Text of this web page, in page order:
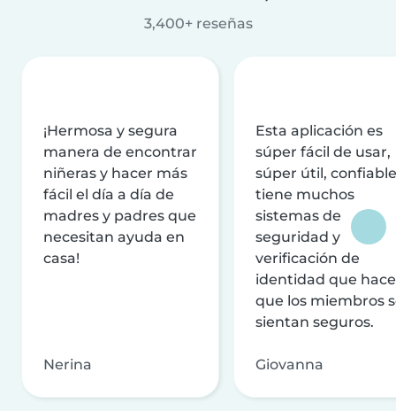
3,400+ reseñas
¡Hermosa y segura
manera de encontrar
niñeras y hacer más
fácil el día a día de
madres y padres que
necesitan ayuda en
casa!
Nerina
Esta aplicación es
súper fácil de usar,
súper útil,
tiene muchos
sistemas de
seguridad y
verificación de
identidad que
que los miembros
sientan seguros.
Giovanna